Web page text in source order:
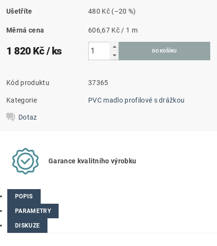
Ušetříte 480 Kč (–20 %)
Měrná cena 606,67 Kč / 1 m
1 820 Kč/ ks
Kód produktu 37365
Kategorie PVC madlo profilové s drážkou
Dotaz
Garance kvalitního výrobku
POPIS
PARAMETRY
DISKUZE